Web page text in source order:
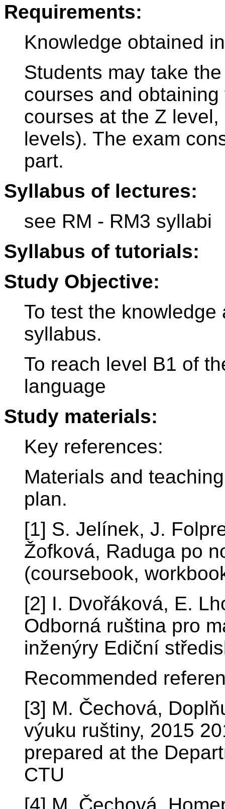
Requirements:
Knowledge obtained
Students may take
courses and
courses at the Z
levels). The exam
part.
Syllabus of lectures:
see RM - RM3 syllabi
Syllabus of tutorials:
Study Objective:
To test the
syllabus.
To reach level B1 of
language
Study materials:
Key references:
Materials and
plan.
[1] S. Jelínek, J.
Žofková, Raduga po
(coursebook,
[2] I. Dvořáková, E.
Odborná ruština pro
inženýry Ediční
Recommended
[3] M. Čechová,
výuku ruštiny, 2015
prepared at the
CTU